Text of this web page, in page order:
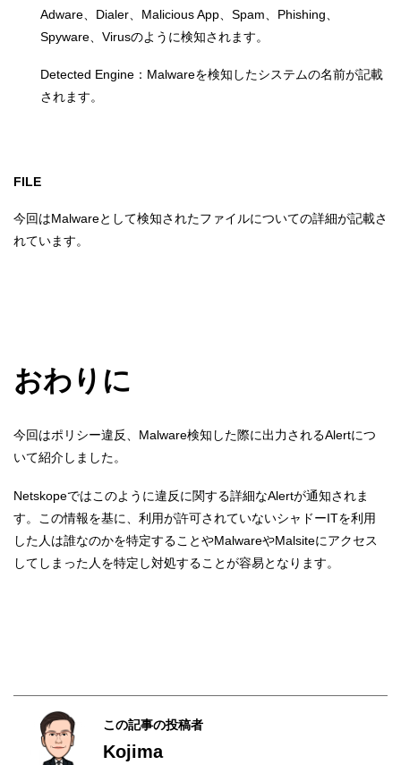
Adware、Dialer、Malicious App、Spam、Phishing、
Spyware、Virusのように検知されます。
Detected Engine：Malwareを検知したシステムの名前が記載
されます。
FILE
今回はMalwareとして検知されたファイルについての詳細が記載さ
れています。
おわりに
今回はポリシー違反、Malware検知した際に出力されるAlertにつ
いて紹介しました。
Netskopeではこのように違反に関する詳細なAlertが通知されま
す。この情報を基に、利用が許可されていないシャドーITを利用
した人は誰なのかを特定することやMalwareやMalsiteにアクセス
してしまった人を特定し対処することが容易となります。
この記事の投稿者
Kojima